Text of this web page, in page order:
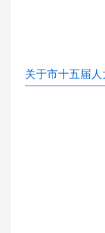
关于市十五届